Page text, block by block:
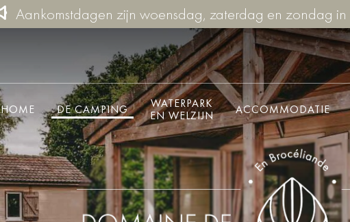
Aankomstdagen zijn woensdag, zaterdag en zondag
HOME DE CAMPING
WATERPARK
EN WELZIJN
ACCOMMODATIE